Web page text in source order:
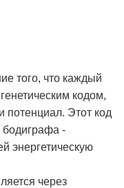
того, что каждый
кодом,
потенциал. Этот код
-
энергетическую
через